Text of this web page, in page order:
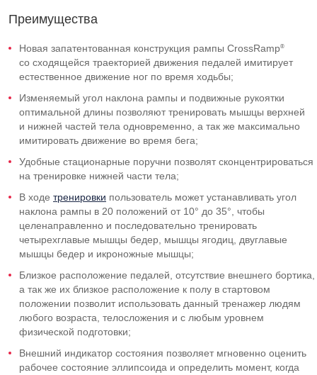
Преимущества
Новая запатентованная конструкция рампы CrossRamp®
со сходящейся траекторией движения педалей имитирует
естественное движение ног по время ходьбы;
Изменяемый угол наклона рампы и подвижные рукоятки
оптимальной длины позволяют тренировать мышцы верхней
и нижней частей тела одновременно, а так же максимально
имитировать движение во время бега;
Удобные стационарные поручни позволят сконцентрироваться
на тренировке нижней части тела;
В ходе тренировки пользователь может устанавливать угол
наклона рампы в 20 положений от 10° до 35°, чтобы
целенаправленно и последовательно тренировать
четырехглавые мышцы бедер, мышцы ягодиц, двуглавые
мышцы бедер и икроножные мышцы;
Близкое расположение педалей, отсутствие внешнего бортика,
а так же их близкое расположение к полу в стартовом
положении позволит использовать данный тренажер людям
любого возраста, телосложения и с любым уровнем
физической подготовки;
Внешний индикатор состояния позволяет мгновенно оценить
рабочее состояние эллипсоида и определить момент, когда